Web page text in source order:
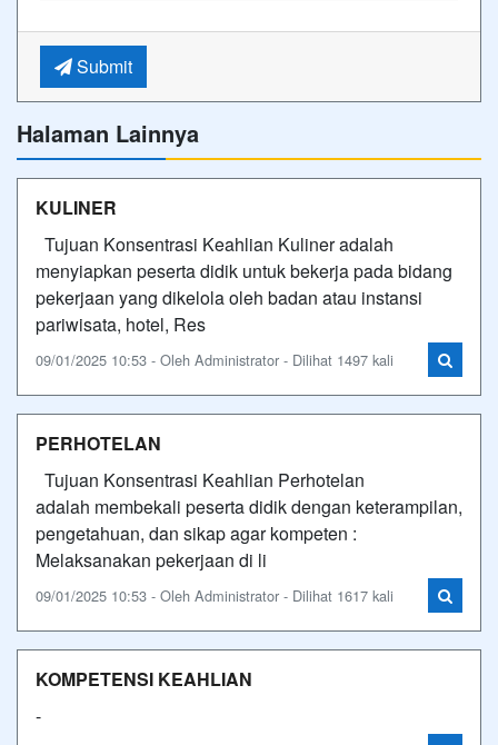
Submit
Halaman Lainnya
KULINER
Tujuan Konsentrasi Keahlian Kuliner adalah
menyiapkan peserta didik untuk bekerja pada bidang
pekerjaan yang dikelola oleh badan atau instansi
pariwisata, hotel, Res
09/01/2025 10:53 - Oleh Administrator - Dilihat 1497 kali
PERHOTELAN
Tujuan Konsentrasi Keahlian Perhotelan
adalah membekali peserta didik dengan keterampilan,
pengetahuan, dan sikap agar kompeten :
Melaksanakan pekerjaan di li
09/01/2025 10:53 - Oleh Administrator - Dilihat 1617 kali
KOMPETENSI KEAHLIAN
-